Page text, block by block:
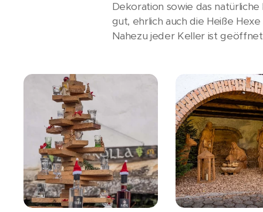
Dekoration sowie das
gut, ehrlich auch die Heiße
Nahezu jeder Keller ist